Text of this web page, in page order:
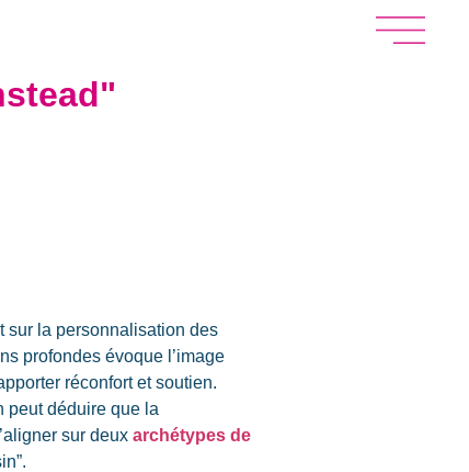
sur la personnalisation des
profondes évoque l’image
réconfort et soutien.
peut déduire que la
sur deux archétypes de